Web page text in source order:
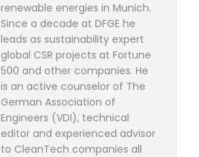
renewable energies in Munich.
Since a decade at DFGE he
leads as sustainability expert
global CSR projects at Fortune
500 and other companies. He
is an active counselor of The
German Association of
Engineers (VDI), technical
editor and experienced advisor
to CleanTech companies all